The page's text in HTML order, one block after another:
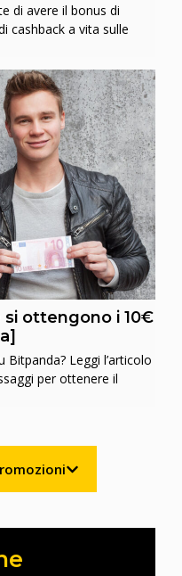
di avere il bonus di
cashback a vita sulle
ottengono i 10€
Leggi l’articolo
per ottenere il